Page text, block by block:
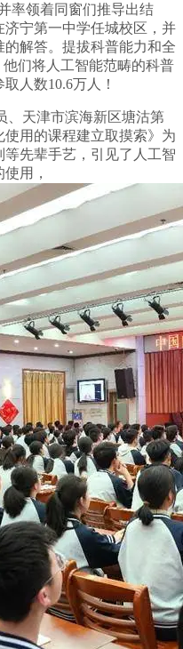
率领着同窗们推导出结
宁第一中学任城校区，并
解答。提拔科普能力和全
们将人工智能范畴的科普
人数10.6万人！
天津市滨海新区塘沽第
用的课程建立取摸索》为
先辈手艺，引见了人工智
用，